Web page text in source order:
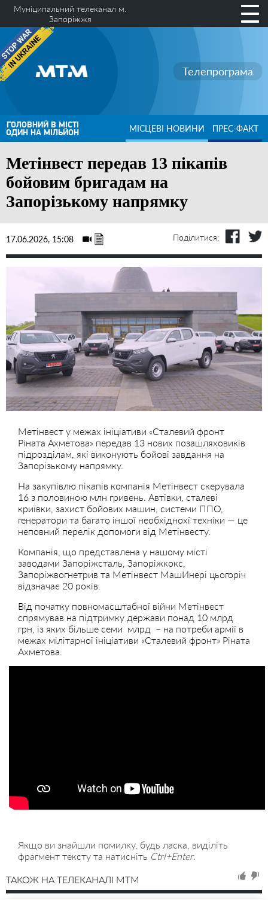
Муніципальний телеканал м.
Запоріжжя
Телепрограма
ГОЛОВНИЙ В МІСТІ
ОДИН НА МІЛЬЙОН МІСЦЕВІ НОВИНИ ПРЕС-ФАКТ
Метінвест передав 13 пікапів
бойовим бригадам на
Запорізькому напрямку
17.06.2026, 15:08 Поділитися:
Метінвест у межах ініціативи «Сталевий фронт
Ріната Ахметова» передав 13 нових позашляховиків
підрозділам, які виконують бойові завдання на
Запорізькому напрямку.
На закупівлю пікапів компанія Метінвест скерувала
16 з половиною млн гривень. Автівки, сталеві
криївки, захист бойових машин, системи ППО,
генератори та багато іншої необхіднохї техніки — це
неповний перелік допомоги від Метінвесту.
Компанія, що представлена у нашому місті
заводами Запоріжсталь, Запоріжкокс,
Запоріжвогнетрив та Метінвест МашИнері цьогоріч
відзначає 20 років.
Від початку повномасштабної війни Метінвест
спрямував на підтримку держави понад 10 млрд
грн, із яких більше семи млрд – на потреби армії в
межах мілітарної ініціативи «Сталевий фронт» Ріната
Ахметова.
Якщо ви знайшли помилку, будь ласка, виділіть
фрагмент тексту та натисніть Ctrl+Enter.
ТАКОЖ НА ТЕЛЕКАНАЛІ MTM